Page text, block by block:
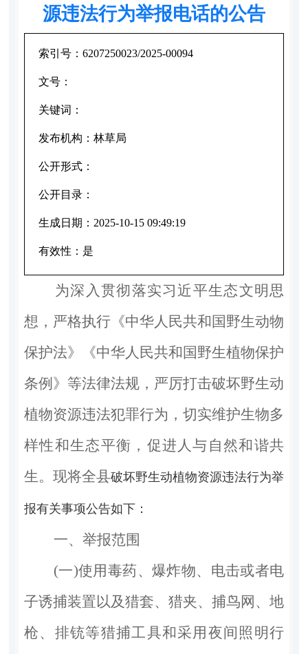
源违法行为举报电话的公告
索引号： 6207250023/2025-00094
文号：
关键词：
发布机构： 林草局
公开形式：
公开目录：
生成日期： 2025-10-15 09:49:19
有效性： 是
为深入贯彻落实习近平生态文明思
想，严格执行《中华人民共和国野生动物
保护法》《中华人民共和国野生植物保护
条例》等法律法规，严厉打击破坏野生动
植物资源违法犯罪行为，切实维护生物多
样性和生态平衡，促进人与自然和谐共
生。现将全县破坏野生动植物资源违法行为举
报有关事项公告如下：
一、举报范围
(一)使用毒药、爆炸物、电击或者电
子诱捕装置以及猎套、猎夹、捕鸟网、地
枪、排铳等猎捕工具和采用夜间照明行